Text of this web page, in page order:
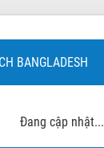
BANGLADESH
Đang cập nhật...